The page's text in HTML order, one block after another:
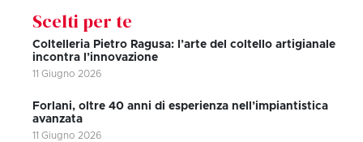
Scelti per te
Coltelleria Pietro Ragusa: l’arte del coltello artigianale
incontra l’innovazione
11 Giugno 2026
Forlani, oltre 40 anni di esperienza nell’impiantistica
avanzata
11 Giugno 2026